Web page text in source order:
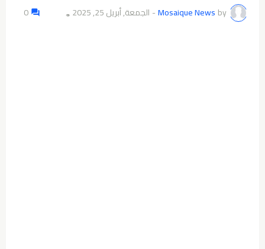
by
Mosaique News
- الجمعة, أبريل 25, 2025 👁️
0